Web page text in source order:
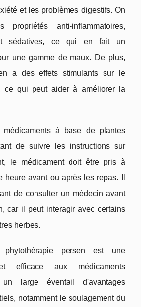
et les problèmes digestifs. On
anti-inflammatoires,
et sédatives, ce qui en fait un
une gamme de maux. De plus,
a des effets stimulants sur le
ce qui peut aider à améliorer la
à base de plantes
de suivre les instructions sur
le médicament doit être pris à
heure avant ou après les repas. Il
de consulter un médecin avant
car il peut interagir avec certains
herbes.
persen est une
efficace aux médicaments
large éventail d'avantages
notamment le soulagement du